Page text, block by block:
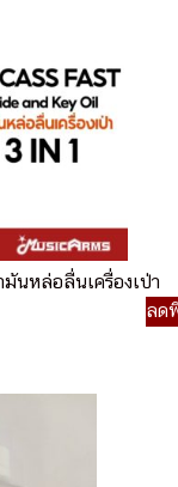
นหล่อลื่นเครื่องเป่า
ลด